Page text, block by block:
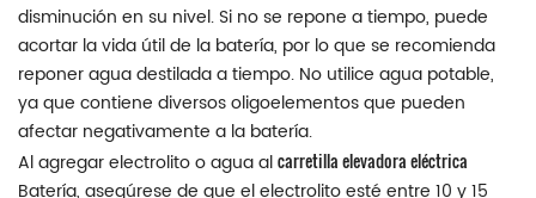
disminución en su nivel. Si no se repone a tiempo, puede
acortar la vida útil de la batería, por lo que se recomienda
reponer agua destilada a tiempo. No utilice agua potable,
ya que contiene diversos oligoelementos que pueden
afectar negativamente a la batería.
Al agregar electrolito o agua alcarretilla elevadora eléctrica
Batería, asegúrese de que el electrolito esté entre 10 y 15